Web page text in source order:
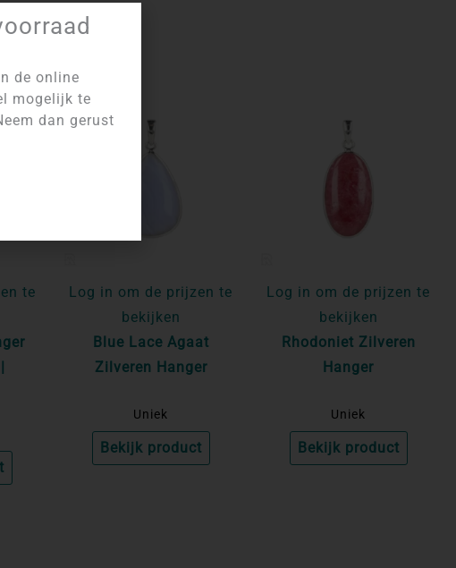
te
Log in om de prijzen te
bekijken
Blue Lace Agaat
Zilveren Hanger
Uniek
Bekijk product
Log in om de prijzen te
bekijken
Rhodoniet Zilveren
Hanger
Uniek
Bekijk product
de online
mogelijk te
dan gerust